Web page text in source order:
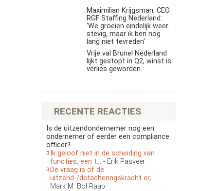
Maximilian Krijgsman, CEO
RGF Staffing Nederland:
‘We groeien eindelijk weer
stevig, maar ik ben nog
lang niet tevreden’
Vrije val Brunel Nederland
lijkt gestopt in Q2, winst is
verlies geworden
RECENTE REACTIES
Is de uitzendondernemer nog een
ondernemer of eerder een compliance
officer?
Ik geloof niet in de scheiding van
functies, een t... - Erik Pasveer
De vraag is of de
uitzend-/detacheringskracht er, ... -
Mark M. Bol Raap